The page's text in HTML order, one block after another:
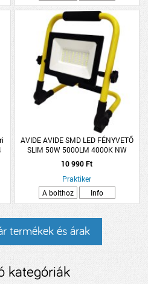
AVIDE AVIDE SMD LED FÉNYVETŐ
SLIM 50W 5000LM 4000K NW
HORDOZHATÓ 1,5M
10 990 Ft
Praktiker
A bolthoz
Info
termékek és árak
kategóriák